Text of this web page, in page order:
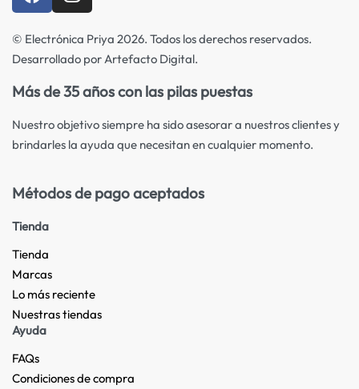
© Electrónica Priya 2026. Todos los derechos reservados.
Desarrollado por Artefacto Digital.
Más de 35 años con las pilas puestas
Nuestro objetivo siempre ha sido asesorar a nuestros clientes y
brindarles la ayuda que necesitan en cualquier momento.
Métodos de pago aceptados
Tienda
Tienda
Marcas
Lo más reciente​
Nuestras tiendas​
Ayuda
FAQs
Condiciones de compra